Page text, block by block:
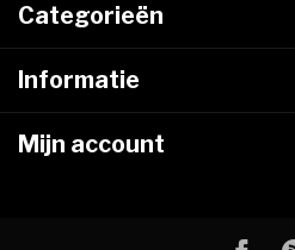
Categorieën
Informatie
Mijn account